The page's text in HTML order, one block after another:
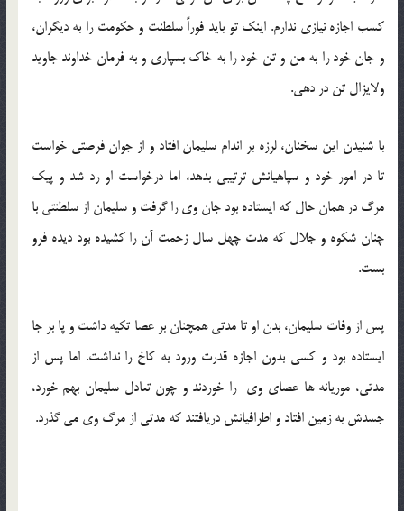
كسب اجازه نیازی ندارم. اینك تو باید فوراً سلطنت و حكومت را به دیگران،
و جان خود را به من و تن خود را به خاك بسپاری و به فرمان خداوند جاوید
ولایزال تن در دهی.
با شنیدن این سخنان، لرزه بر اندام سلیمان افتاد و از جوان فرصتی خواست
تا در امور خود و سپاهیانش ترتیبی بدهد، اما درخواست او رد شد و پیك
مرگ در همان حال كه ایستاده بود جان وی را گرفت و سلیمان از سلطنتی با
چنان شكوه و جلال كه مدت چهل سال زحمت آن را كشیده بود دیده فرو
بست.
پس از وفات سلیمان، بدن او تا مدتی همچنان بر عصا تكیه داشت و پا بر جا
ایستاده بود و كسی بدون اجازه قدرت ورود به كاخ را نداشت. اما پس از
مدتی، موریانه ها عصای وی را خوردند و چون تعادل سلیمان بهم خورد،
جسدش به زمین افتاد و اطرافیانش دریافتند كه مدتی از مرگ وی می گذرد.